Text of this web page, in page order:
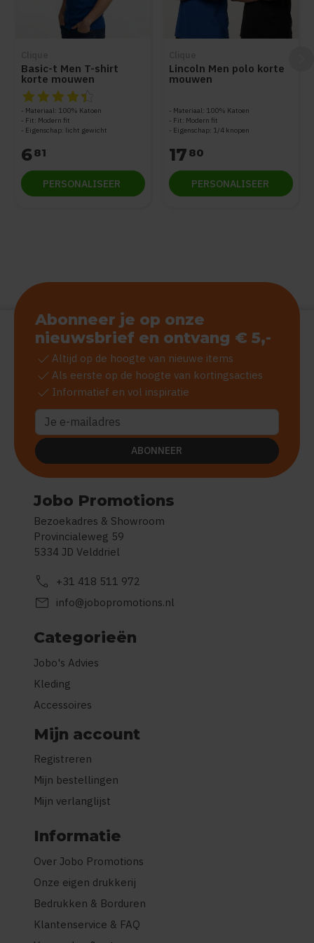
Basic-t Men T-shirt
korte mouwen
De beoordeling van dit product is
Materiaal: 100% Katoen
Fit: Modern fit
Eigenschap: licht gewicht
681
PERSONALISEER
Lincoln Men polo korte
mouwen
Materiaal: 100% Katoen
Fit: Modern fit
Eigenschap: 1/4 knopen
17 80
PERSONALISEER
Jobo Promotions
Bezoekadres & Showroom
Provincialeweg 59
5334 JD Velddriel
call +31 418 511 972
mail info@jobopromotions.nl
Categorieën
Jobo's Advies
Kleding
Accessoires
Mijn account
Registreren
Mijn bestellingen
Mijn verlanglijst
Informatie
Over Jobo Promotions
Onze eigen drukkerij
Bedrukken & Borduren
Klantenservice & FAQ
Abonneer je op onze
nieuwsbrief en ontvang € 5,-
check Altijd op de hoogte van nieuwe items
check Als eerste op de hoogte van kortingsacties
check Informatief en vol inspiratie
ABONNEER